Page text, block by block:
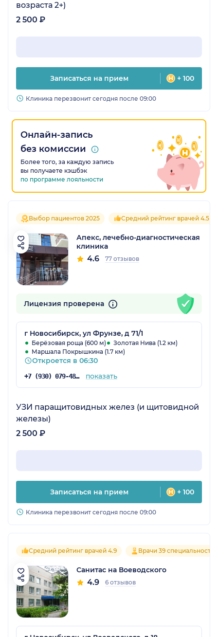
возраста 2+)
2 500 ₽
Записаться на прием + 100
Клиника перезвонит сегодня после 09:00
Онлайн-запись
без комиссии
Более того, за каждую запись
вы получаете кэшбэк
по программе лояльности
Выбор пациентов 2025 Средний рейтинг врачей 4.5
Апекс, лечебно-диагностическая
клиника
4.6 77 отзывов
Лицензия проверена
г Новосибирск, ул Фрунзе, д 71/1
Берёзовая роща (600 м)
Золотая Нива (1.2 км)
Маршала Покрышкина (1.7 км)
Откроется в 06:30
+7 (930) 079-48-69 показать
УЗИ паращитовидных желез (и щитовидной
железы)
2 500 ₽
Записаться на прием + 100
Клиника перезвонит сегодня после 09:00
Средний рейтинг врачей 4.9 Врачи 39 специальностей
Санитас на Воеводского
4.9 6 отзывов